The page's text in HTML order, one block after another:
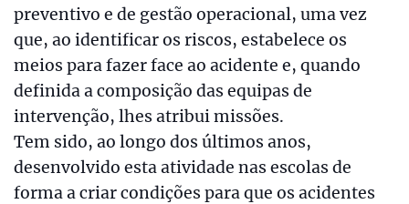
preventivo e de gestão operacional, uma vez
que, ao identificar os riscos, estabelece os
meios para fazer face ao acidente e, quando
definida a composição das equipas de
intervenção, lhes atribui missões.
Tem sido, ao longo dos últimos anos,
desenvolvido esta atividade nas escolas de
forma a criar condições para que os acidentes